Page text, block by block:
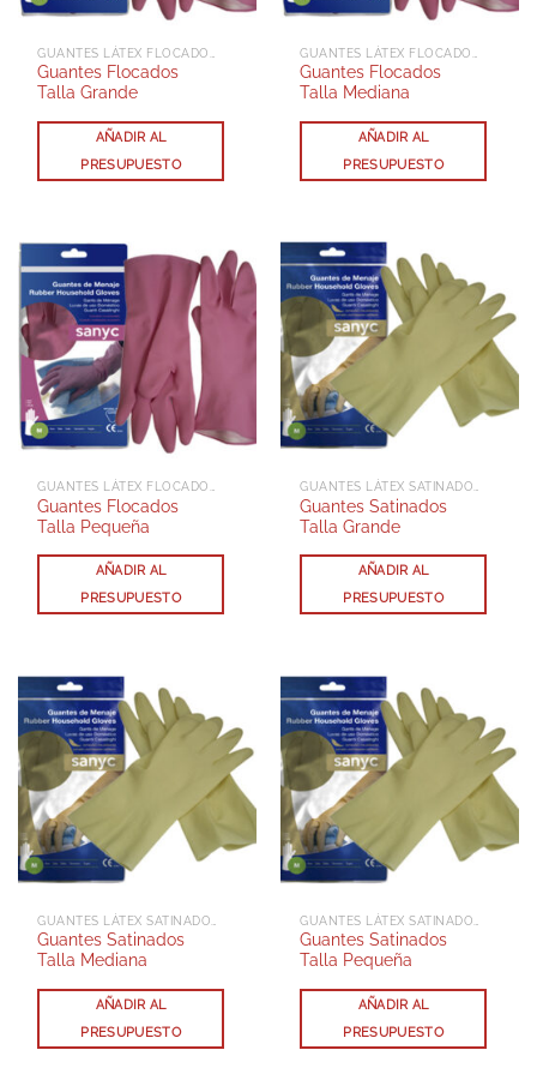
Guantes Flocados
Talla Grande
AÑADIR AL
PRESUPUESTO
Guantes Flocados
Talla Mediana
AÑADIR AL
PRESUPUESTO
Guantes Flocados
Talla Pequeña
AÑADIR AL
PRESUPUESTO
Guantes Satinados
Talla Grande
AÑADIR AL
PRESUPUESTO
Guantes Satinados
Talla Mediana
AÑADIR AL
PRESUPUESTO
Guantes Satinados
Talla Pequeña
AÑADIR AL
PRESUPUESTO